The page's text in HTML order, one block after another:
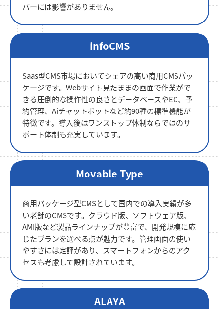
バーには影響がありません。
infoCMS
Saas型CMS市場においてシェアの高い商用CMSパッ
ケージです。Webサイト見たままの画面で作業がで
きる圧倒的な操作性の良さとデータベースやEC、予
約管理、Aiチャットボットなど約90種の標準機能が
特徴です。導入後はワンストップ体制ならではのサ
ポート体制も充実しています。
Movable Type
商用パッケージ型CMSとして国内での導入実績が多
い老舗のCMSです。クラウド版、ソフトウェア版、
AMI版など製品ラインナップが豊富で、開発規模に応
じたプランを選べる点が魅力です。管理画面の使い
やすさには定評があり、スマートフォンからのアク
セスも考慮して設計されています。
ALAYA